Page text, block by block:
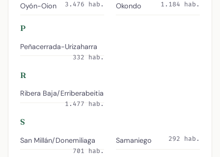
Oyón-Oion 3.476 hab. Okondo 1.184 hab.
P
Peñacerrada-Urizaharra
332 hab.
R
Ribera Baja/Erriberabeitia
1.477 hab.
S
San Millán/Donemiliaga
701 hab.
Samaniego 292 hab.